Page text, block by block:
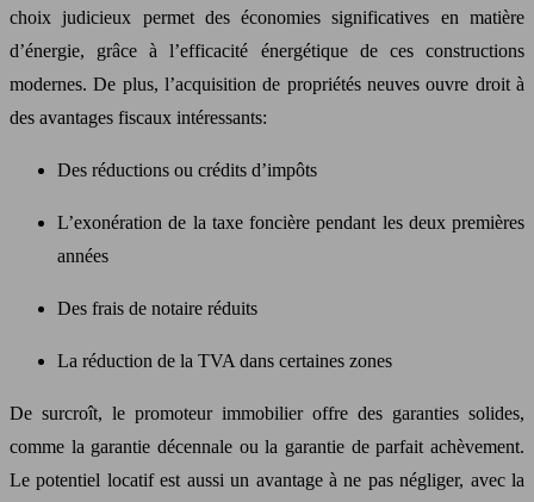
choix judicieux permet des économies significatives en matière
d’énergie, grâce à l’efficacité énergétique de ces constructions
modernes. De plus, l’acquisition de propriétés neuves ouvre droit à
des avantages fiscaux intéressants:
Des réductions ou crédits d’impôts
L’exonération de la taxe foncière pendant les deux premières
années
Des frais de notaire réduits
La réduction de la TVA dans certaines zones
De surcroît, le promoteur immobilier offre des garanties solides,
comme la garantie décennale ou la garantie de parfait achèvement.
Le potentiel locatif est aussi un avantage à ne pas négliger, avec la